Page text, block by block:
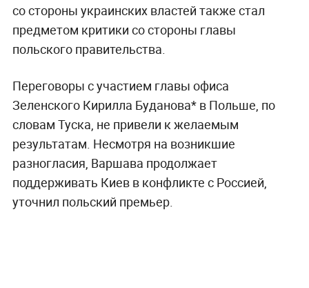
со стороны украинских властей также стал
предметом критики со стороны главы
польского правительства.
Переговоры с участием главы офиса
Зеленского Кирилла Буданова* в Польше, по
словам Туска, не привели к желаемым
результатам. Несмотря на возникшие
разногласия, Варшава продолжает
поддерживать Киев в конфликте с Россией,
уточнил польский премьер.